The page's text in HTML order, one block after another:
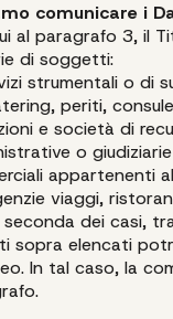
comunicare i
al paragrafo 3, il
di soggetti:
strumentali o di
periti,
e società di
o
appartenenti
viaggi,
seconda dei casi,
sopra elencati
In tal caso, la